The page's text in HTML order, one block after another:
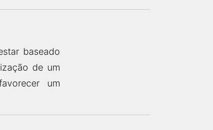
baseado
de um
um